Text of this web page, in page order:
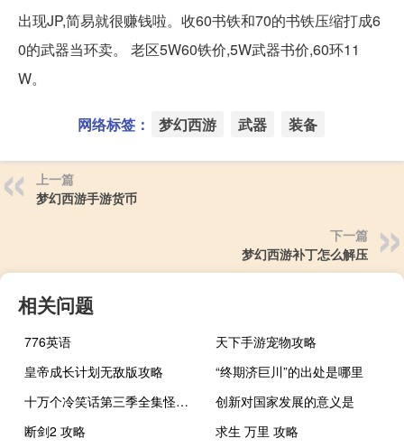
出现JP,简易就很赚钱啦。收60书铁和70的书铁压缩打成6
0的武器当环卖。 老区5W60铁价,5W武器书价,60环11
W。
网络标签： 梦幻西游 武器 装备
上一篇
梦幻西游手游货币
下一篇
梦幻西游补丁怎么解压
相关问题
776英语
天下手游宠物攻略
皇帝成长计划无敌版攻略
“终期济巨川”的出处是哪里
十万个冷笑话第三季全集怪兽女友（十万个冷笑话第三季全集）
创新对国家发展的意义是
断剑2 攻略
求生 万里 攻略